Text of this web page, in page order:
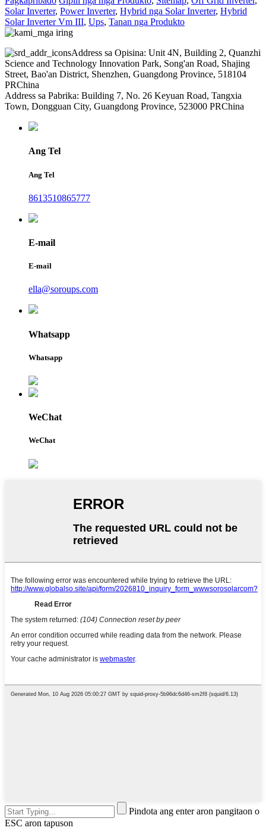
Solar Inverter, Power Inverter, Hybrid nga Solar Inverter, Hybrid
Solar Inverter Vm III, Ups, Tanan nga Produkto
Address sa Opisina: Unit 4N, Building 2, Quanzhi
Science and Technology Innovation Park, Song'an Road, Shajing
Street, Bao'an District, Shenzhen, Guangdong Province, 518104
PRChina
Address sa Pabrika: Building 7, No. 26 Keyuan Road, Tangxia
Town, Dongguan City, Guangdong Province, 523000 PRChina
Ang Tel
Ang Tel
8613510865777
E-mail
E-mail
ella@soroups.com
Whatsapp
Whatsapp
WeChat
WeChat
Pindota ang enter aron pangitaon o
ESC aron tapuson